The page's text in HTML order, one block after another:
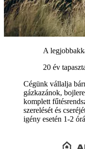
A
20 év
Cégünk vállalja
gázkazánok,
komplett
szerelését és
igény esetén 1-2